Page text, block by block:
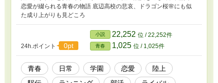
恋愛が綴られる青春の物語 底辺高校の悲哀、ドラゴン桜🌸にも似
た成り上がりも見どころ
24h.ポイント 0pt
小説 22,252 位 / 22,252件
青春 1,025 位 / 1,025件
青春 日常 学園 恋愛
陸上